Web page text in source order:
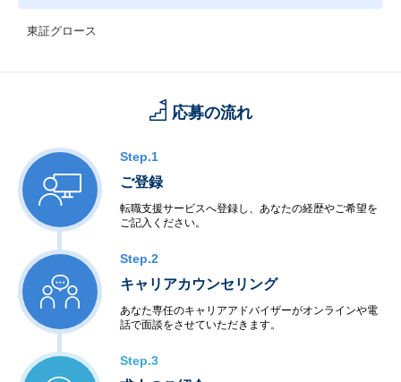
東証グロース
応募の流れ
Step.1
ご登録
転職支援サービスへ登録し、あなたの経歴やご希望を
ご記入ください。
Step.2
キャリアカウンセリング
あなた専任のキャリアアドバイザーがオンラインや電
話で面談をさせていただきます。
Step.3